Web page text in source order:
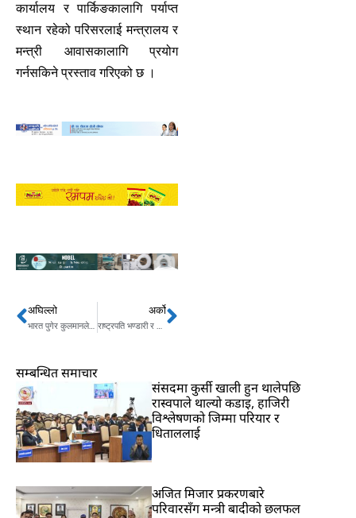
कार्यालय र पार्किङकालागि पर्याप्त
स्थान रहेको परिसरलाई मन्त्रालय र
मन्त्री आवासकालागि प्रयोग
गर्नसकिने प्रस्ताव गरिएको छ ।
Prev
अघिल्लो
भारत पुगेर कुलमानले गरे सम्झौता नवीकरण
अर्कोNext
सम्बन्धित समाचार
संसदमा कुर्सी खाली हुन थालेपछि
रास्वपाले थाल्यो कडाइ, हाजिरी
विश्लेषणको जिम्मा परियार र
धिताललाई
अजित मिजार प्रकरणबारे
परिवारसँग मन्त्री बादीको छलफल